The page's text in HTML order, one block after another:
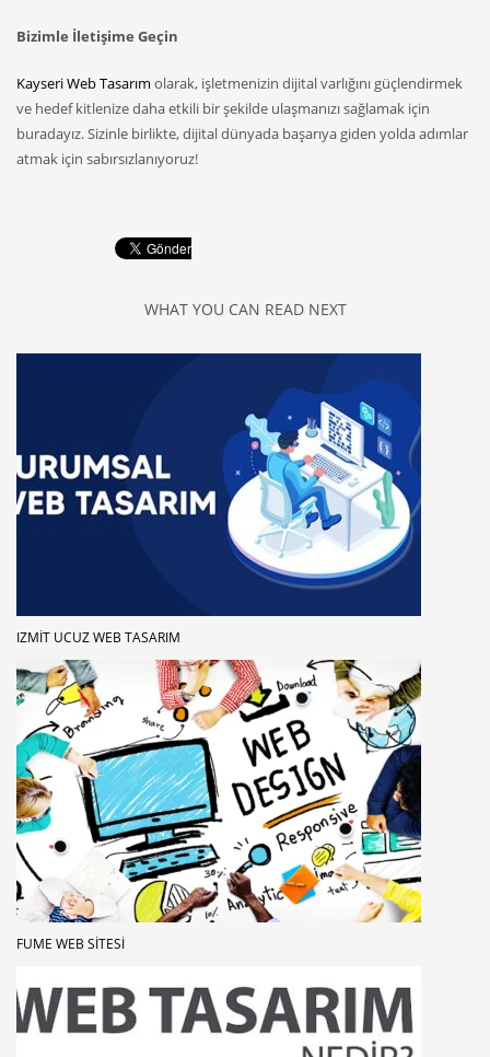
Bizimle İletişime Geçin
Kayseri Web Tasarım olarak, işletmenizin dijital varlığını güçlendirmek
ve hedef kitlenize daha etkili bir şekilde ulaşmanızı sağlamak için
buradayız. Sizinle birlikte, dijital dünyada başarıya giden yolda adımlar
atmak için sabırsızlanıyoruz!
WHAT YOU CAN READ NEXT
IZMIT UCUZ WEB TASARIM
FUME WEB SITESI